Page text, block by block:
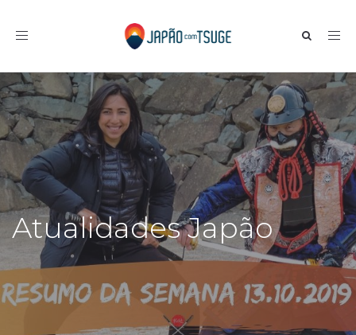
Toggle navigation
Atualidades Japão